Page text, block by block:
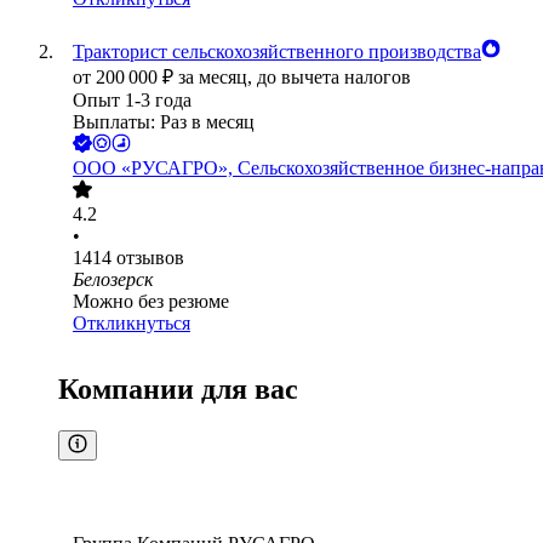
Тракторист сельскохозяйственного производства
от 200 000 ₽ за месяц, до вычета налогов
Опыт 1-3 года
Выплаты: Раз в месяц
ООО «РУСАГРО», Сельскохозяйственное бизнес-
4.2
•
1414 отзывов
Белозерск
Можно без резюме
Откликнуться
Компании для вас